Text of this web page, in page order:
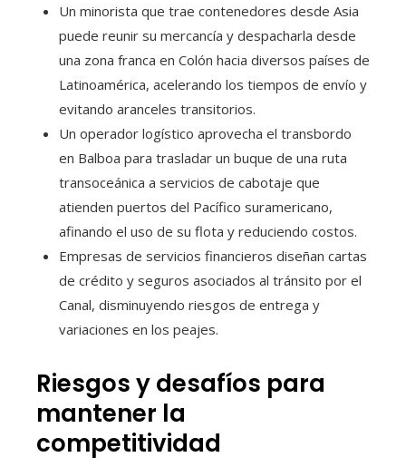
Un minorista que trae contenedores desde Asia
puede reunir su mercancía y despacharla desde
una zona franca en Colón hacia diversos países de
Latinoamérica, acelerando los tiempos de envío y
evitando aranceles transitorios.
Un operador logístico aprovecha el transbordo
en Balboa para trasladar un buque de una ruta
transoceánica a servicios de cabotaje que
atienden puertos del Pacífico suramericano,
afinando el uso de su flota y reduciendo costos.
Empresas de servicios financieros diseñan cartas
de crédito y seguros asociados al tránsito por el
Canal, disminuyendo riesgos de entrega y
variaciones en los peajes.
Riesgos y desafíos para
mantener la
competitividad